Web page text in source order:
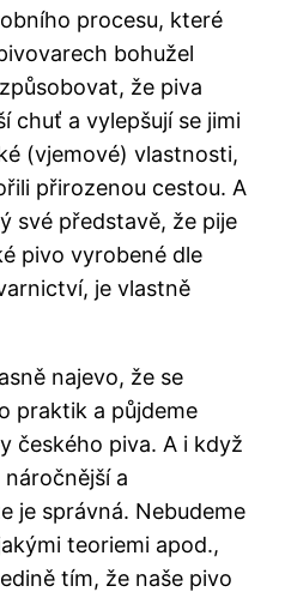
procesu, které
bohužel
že piva
chuť a vylepšují se jimi
(vjemové) vlastnosti,
přirozenou cestou. A
své představě, že pije
pivo vyrobené dle
je vlastně
najevo, že se
praktik a půjdeme
českého piva. A i když
a
je správná. Nebudeme
teoriemi apod.,
tím, že naše pivo